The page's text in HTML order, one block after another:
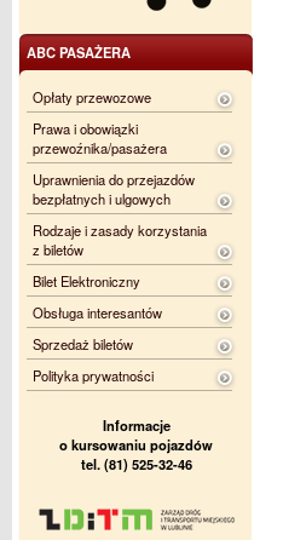
ABC PASAŻERA
Opłaty przewozowe
Prawa i obowiązki
przewoźnika/pasażera
Uprawnienia do przejazdów
bezpłatnych i ulgowych
Rodzaje i zasady korzystania
z biletów
Bilet Elektroniczny
Obsługa interesantów
Sprzedaż biletów
Polityka prywatności
Informacje
o kursowaniu pojazdów
tel. (81) 525-32-46